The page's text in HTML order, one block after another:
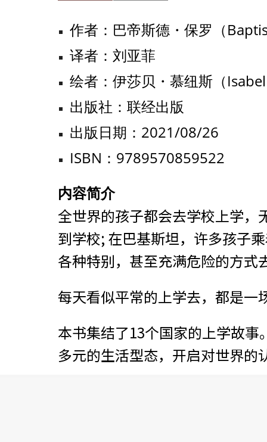
作者： 巴帝斯德・保罗（
译者：刘亚菲
绘者： 伊莎贝・慕纽斯（Isabel
出版社： 联经出版
出版日期： 2021/08/26
ISBN： 9789570859522
内容简介
全世界的孩子都会去学校上学，
到学校; 在巴基斯坦，许多孩子
各种特别，甚至充满危险的方式
每天看似平常的上学去，都是一
本书集结了13个国家的上学故
多元的生活型态，开启对世界的